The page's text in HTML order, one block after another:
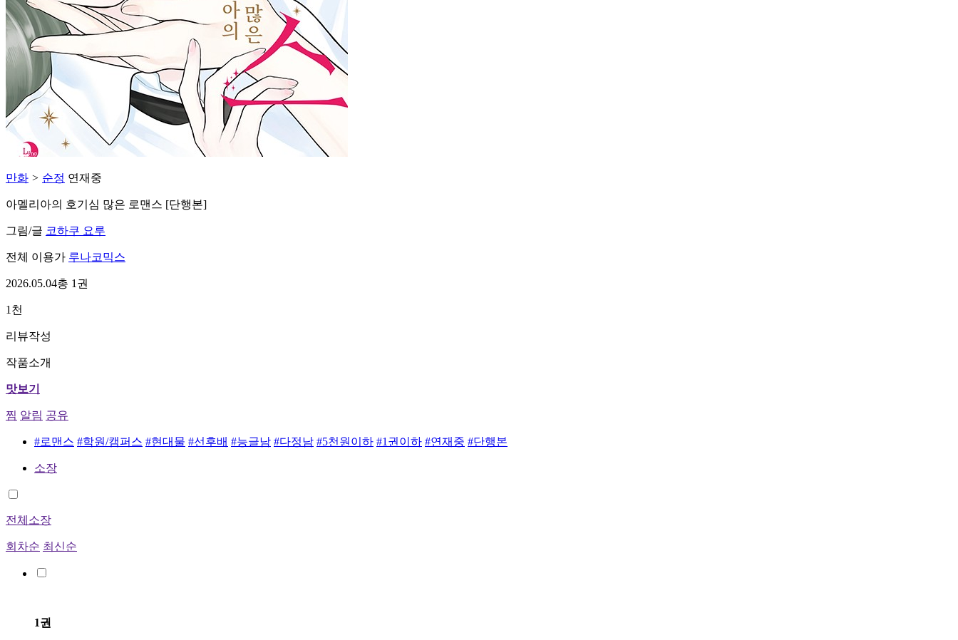
만화 > 순정 연재중
아멜리아의 호기심 많은 로맨스 [단행본]
그림/글 코하쿠 요루
전체 이용가 루나코믹스
2026.05.04총 1권
1천
리뷰작성
작품소개
맛보기
찜 알림 공유
#로맨스 #학원/캠퍼스 #현대물 #선후배 #능글남 #다정남 #5천원이하 #1권이하 #연재중 #단행본
소장
전체소장
회차순 최신순
1권